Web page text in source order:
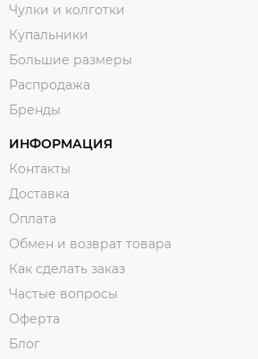
Чулки и колготки
Купальники
Большие размеры
Распродажа
Бренды
ИНФОРМАЦИЯ
Контакты
Доставка
Оплата
Обмен и возврат товара
Как сделать заказ
Частые вопросы
Оферта
Блог